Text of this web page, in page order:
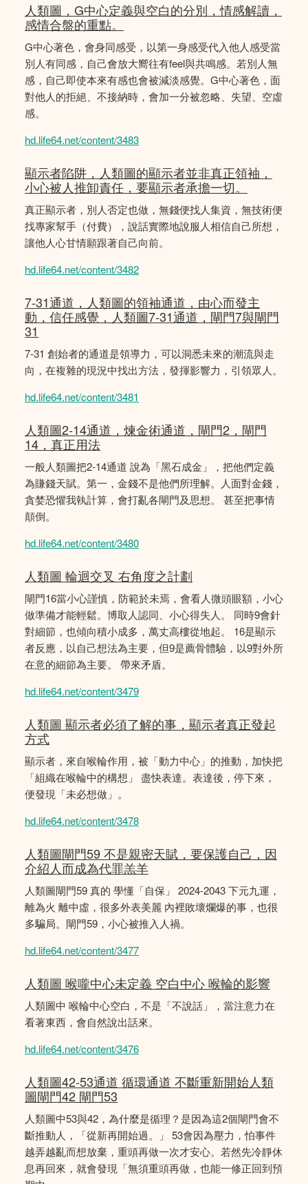
人類圖，G中心定義與空白的分別，情感解讀，
感情合盤的重點。
G中心著色，會身同感受，以第一身感受代入他人感受當
別人有同感，自己會放大嚮往有feel與共鳴感。若別人無
感，自己即使本來有感也會被減淡感覺。G中心著色，面
對他人的拒絕、不接納時，會加一分被忽略、失望、空虛
感。
hd.life64.net/content/3483
顯示者陷阱，人類圖的顯示者並非真正領袖，
小心被人推卸責任，要顯示者承擔一切。
真正顯示者，別人否定也做，無錢便找人集資，無技術便
找專家幫手（付費），說話實際地說服人相信自己所想，
讓他人心甘情願跟著自己向前。
hd.life64.net/content/3482
7-31通道，人類圖的領袖通道，由心而發主
動，信任感覺，人類圖7-31通道，閘門7與閘門
31
7-31 創始者的通道是領導力，可以洞悉未來的潮流與走
向，在複雜的現況中找出方法，發揮影響力，引領眾人。
hd.life64.net/content/3481
人類圖2-14通道，煉金術通道，閘門2，閘門
14，真正用法
一般人類圖把2-14通道 說為「黑石成金」，把他們定義
為賺錢天賦。第一，金錢不是他們所理解。人面對金錢，
貪婪恐懼我執計算，會打亂各閘門及思想。 甚至把事情
顛倒。
hd.life64.net/content/3480
人類圖 輪迴交叉 右角度之計劃
閘門16當小心謹慎，防範於未焉，會看人微頭眼額，小心
做準備才能輕鬆。博取人認同、小心得失人。 同時9會針
對細節，也傾向積小成多，萬丈高樓從地起。 16是顯示
者反應，以自己想法為主要，但9是薦骨體驗，以9對外所
在意的細節為主要。 帶來矛盾。
hd.life64.net/content/3479
人類圖 顯示者必須了解的事，顯示者真正發起
方式
顯示者，來自喉輪作用，被「動力中心」的推動，加快把
「組織在喉輪中的構想」 盡快表達。表達後，停下來，
便發現「未必想做」。
hd.life64.net/content/3478
人類圖閘門59 不是親密天賦，要保護自己，因
介紹人而成為代罪羔羊
人類圖閘門59 真的 學懂「自保」 2024-2043 下元九運，
離為火 離中虛，很多外表美麗 內裡敗壞爛爆的事，也很
多騙局。閘門59，小心被推入人禍。
hd.life64.net/content/3477
人類圖 喉嚨中心未定義 空白中心 喉輪的影響
人類圖中 喉輪中心空白，不是「不說話」，當注意力在
看著東西，會自然說出話來。
hd.life64.net/content/3476
人類圖42-53通道 循環通道 不斷重新開始人類
圖閘門42 閘門53
人類圖中53與42，為什麼是循理？是因為這2個閘門會不
斷推動人，「從新再開始過。」 53會因為壓力，怕事件
越弄越亂而想放棄，重頭再做一次才安心。若然先冷靜休
息再回來，就會發現「無須重頭再做，也能一修正回到預